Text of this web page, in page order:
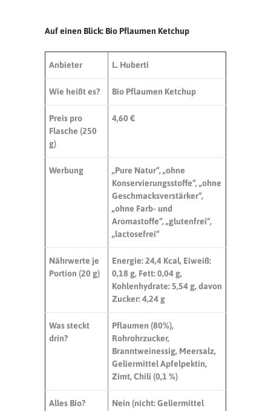
Auf einen Blick: Bio Pflaumen Ketchup
Anbieter L. Huberti
Wie heißt es? Bio Pflaumen Ketchup
Preis pro
Flasche (250
g)
4,60 €
Werbung
„Pure Natur“, „ohne
Konservierungsstoffe“, „ohne
Geschmacksverstärker“,
„ohne Farb- und
Aromastoffe“, „glutenfrei“,
„lactosefrei“
Nährwerte je
Portion (20 g)
Energie: 24,4 Kcal, Eiweiß:
0,18 g, Fett:0,04 g,
Kohlenhydrate:5,54 g, davon
Zucker:4,24 g
Was steckt
drin?
Pflaumen (80%),
Rohrohrzucker,
Branntweinessig, Meersalz,
Geliermittel Apfelpektin,
Zimt, Chili (0,1 %)
Alles Bio?
Nein (nicht: Geliermittel